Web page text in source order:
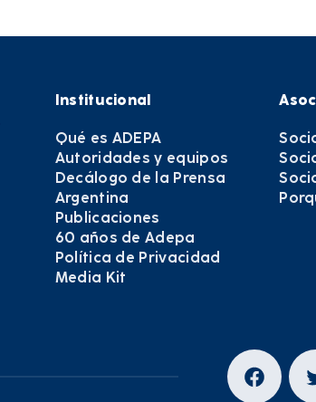
Institucional
Qué es ADEPA
Autoridades y equipos
Decálogo de la Prensa
Argentina
Publicaciones
60 años de Adepa
Política de Privacidad
Media Kit